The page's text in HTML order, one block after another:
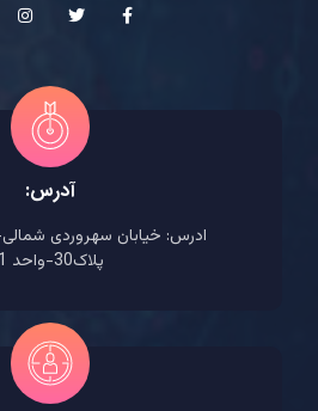
آدرس:
ادرس: خیابان سهروردی
پلاک30-واحد 1